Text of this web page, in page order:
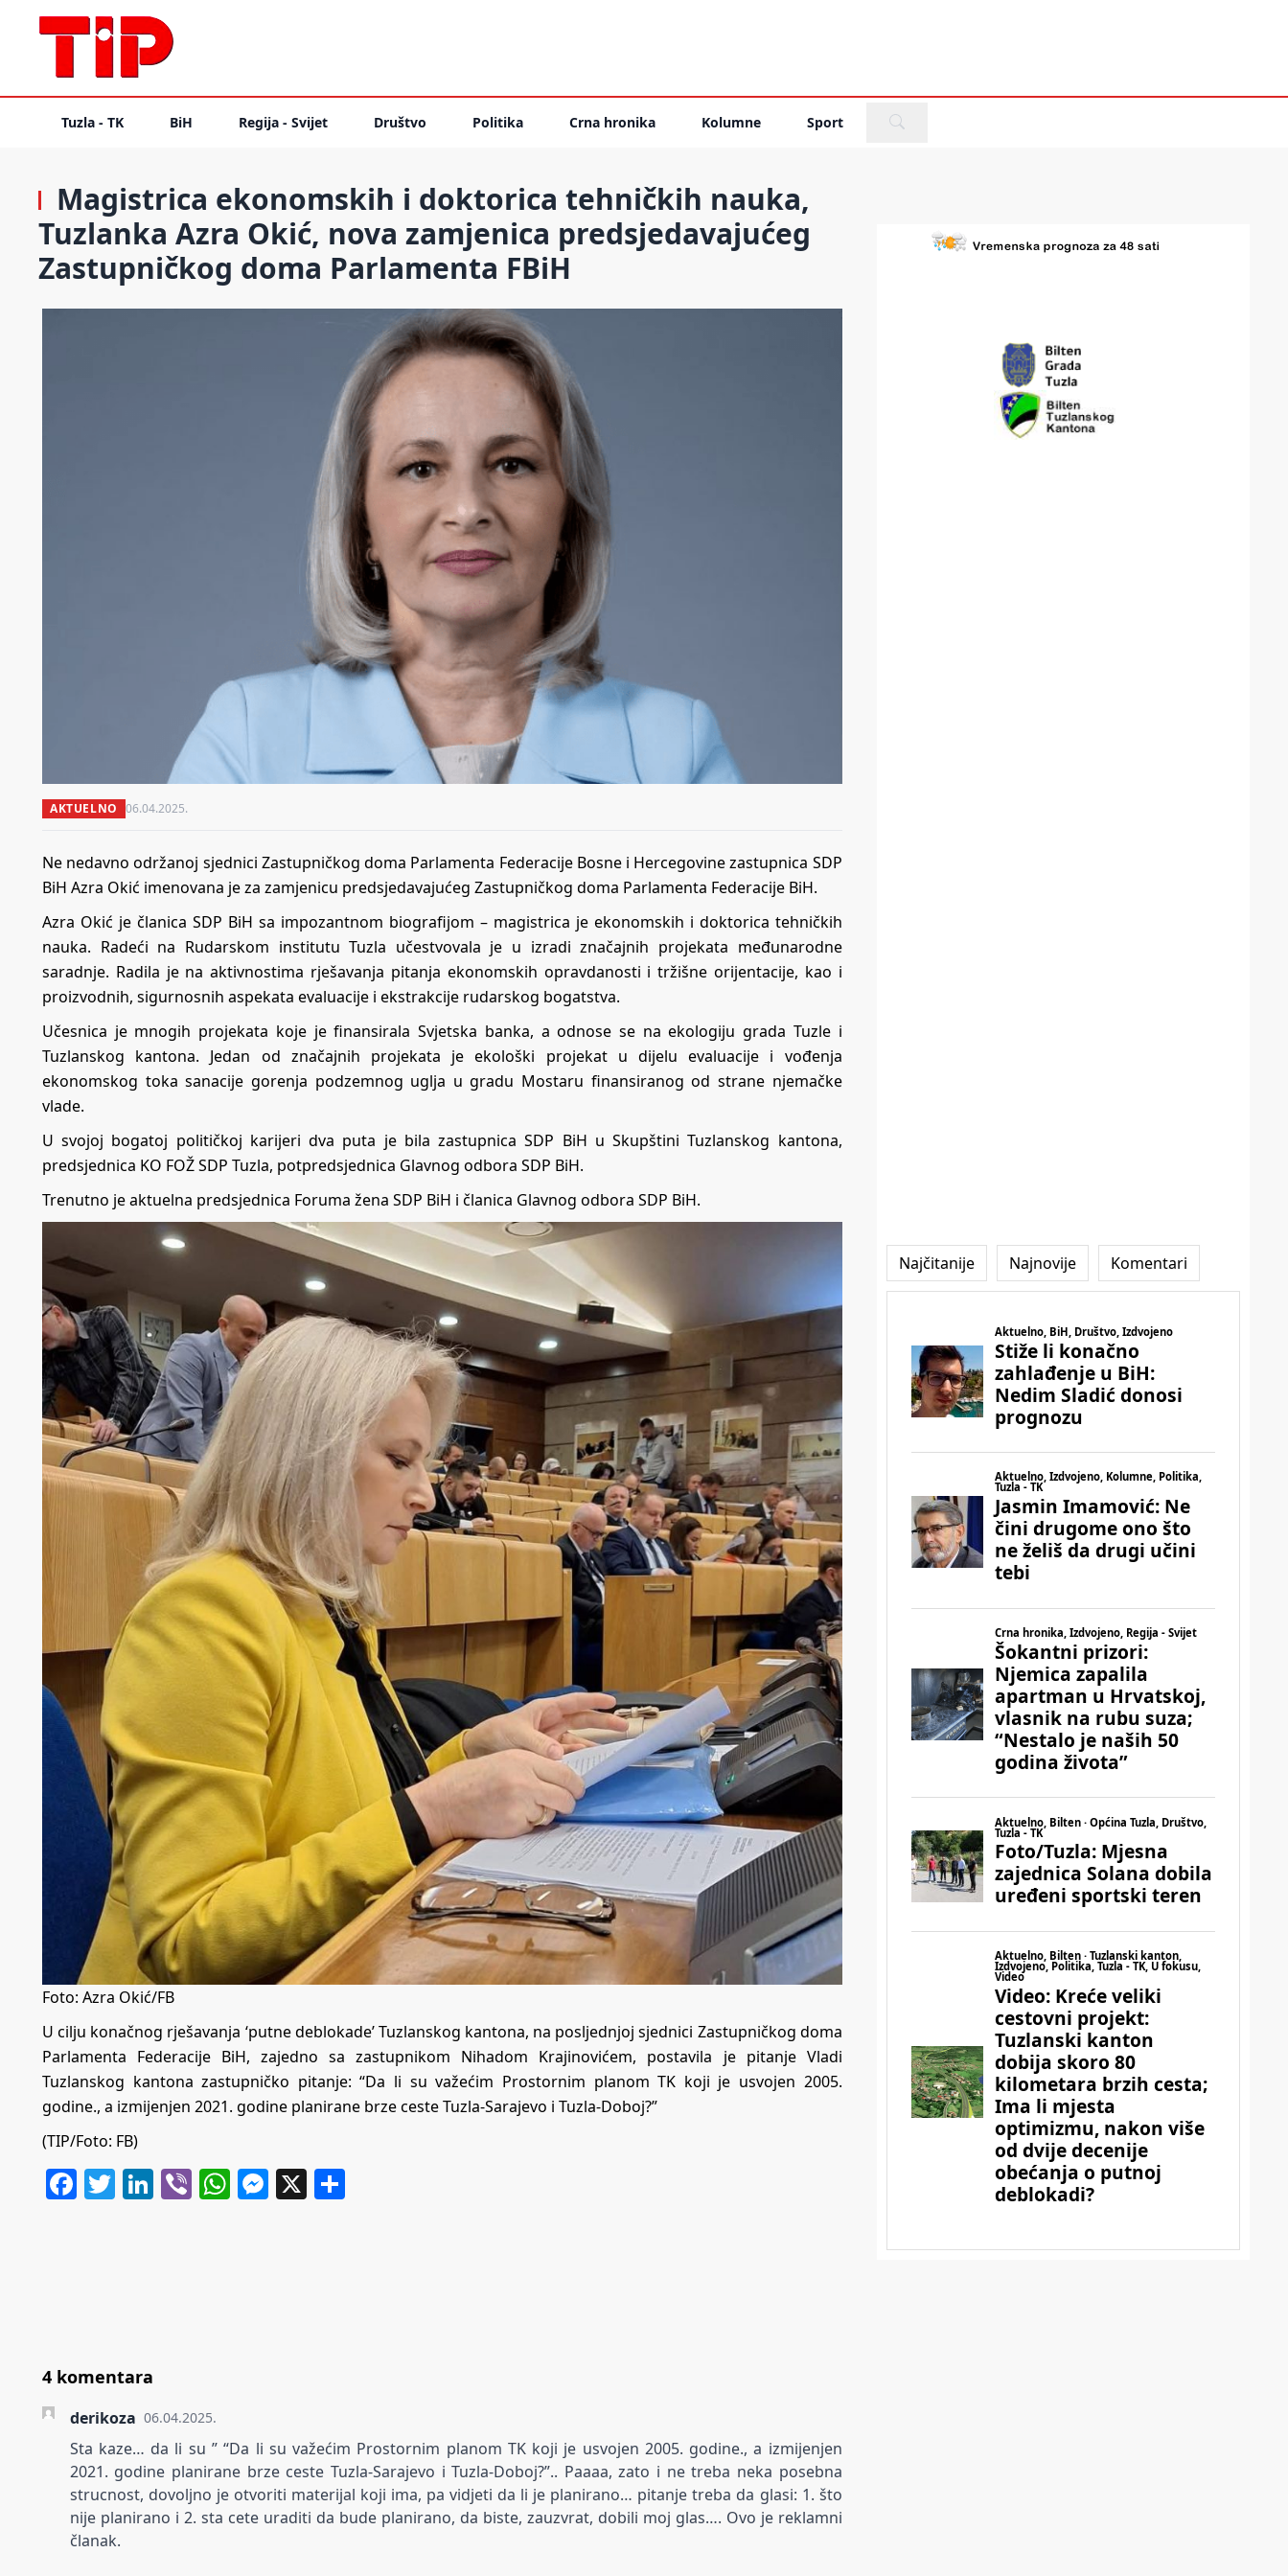
Tuzla - TK BiH Regija - Svijet Društvo Politika Crna hronika Kolumne Sport
Magistrica ekonomskih i doktorica tehničkih nauka,
Tuzlanka Azra Okić, nova zamjenica predsjedavajućeg
Zastupničkog doma Parlamenta FBiH
AKTUELNO 06.04.2025.
Ne nedavno održanoj sjednici Zastupničkog doma Parlamenta Federacije Bosne i Hercegovine zastupnica SDP
BiH Azra Okić imenovana je za zamjenicu predsjedavajućeg Zastupničkog doma Parlamenta Federacije BiH.
Azra Okić je članica SDP BiH sa impozantnom biografijom – magistrica je ekonomskih i doktorica tehničkih
nauka. Radeći na Rudarskom institutu Tuzla učestvovala je u izradi značajnih projekata međunarodne
saradnje. Radila je na aktivnostima rješavanja pitanja ekonomskih opravdanosti i tržišne orijentacije, kao i
proizvodnih, sigurnosnih aspekata evaluacije i ekstrakcije rudarskog bogatstva.
Učesnica je mnogih projekata koje je finansirala Svjetska banka, a odnose se na ekologiju grada Tuzle i
Tuzlanskog kantona. Jedan od značajnih projekata je ekološki projekat u dijelu evaluacije i vođenja
ekonomskog toka sanacije gorenja podzemnog uglja u gradu Mostaru finansiranog od strane njemačke
vlade.
U svojoj bogatoj političkoj karijeri dva puta je bila zastupnica SDP BiH u Skupštini Tuzlanskog kantona,
predsjednica KO FOŽ SDP Tuzla, potpredsjednica Glavnog odbora SDP BiH.
Trenutno je aktuelna predsjednica Foruma žena SDP BiH i članica Glavnog odbora SDP BiH.
Foto: Azra Okić/FB
U cilju konačnog rješavanja ‘putne deblokade’ Tuzlanskog kantona, na posljednjoj sjednici Zastupničkog doma
Parlamenta Federacije BiH, zajedno sa zastupnikom Nihadom Krajinovićem, postavila je pitanje Vladi
Tuzlanskog kantona zastupničko pitanje: “Da li su važećim Prostornim planom TK koji je usvojen 2005.
godine., a izmijenjen 2021. godine planirane brze ceste Tuzla-Sarajevo i Tuzla-Doboj?”
(TIP/Foto: FB)
Facebook
Twitter
LinkedIn
ViberWhatsApp
Messenger
X
4 komentara
derikoza 06.04.2025.
Sta kaze… da li su ” “Da li su važećim Prostornim planom TK koji je usvojen 2005. godine., a izmijenjen
2021. godine planirane brze ceste Tuzla-Sarajevo i Tuzla-Doboj?”.. Paaaa, zato i ne treba neka posebna
strucnost, dovoljno je otvoriti materijal koji ima, pa vidjeti da li je planirano… pitanje treba da glasi: 1. što
nije planirano i 2. sta cete uraditi da bude planirano, da biste, zauzvrat, dobili moj glas…. Ovo je reklamni
članak.
Najčitanije Najnovije Komentari